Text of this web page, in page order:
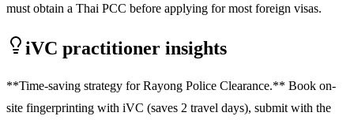
must obtain a Thai PCC before applying for most foreign visas.
iVC practitioner insights
**Time-saving strategy for Rayong Police Clearance.** Book on-
site fingerprinting with iVC (saves 2 travel days), submit with the